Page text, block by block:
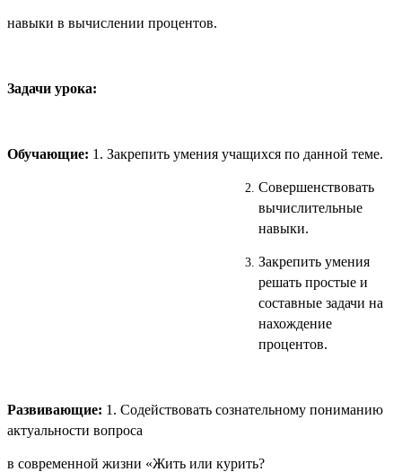
навыки в вычислении процентов.
Задачи урока:
Обучающие: 1. Закрепить умения учащихся по данной теме.
Совершенствовать
вычислительные
навыки.
Закрепить умения
решать простые и
составные задачи на
нахождение
процентов.
Развивающие: 1. Содействовать сознательному пониманию
актуальности вопроса
в современной жизни «Жить или курить?